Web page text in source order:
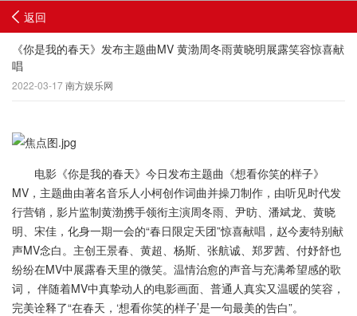
返回
《你是我的春天》发布主题曲MV 黄渤周冬雨黄晓明展露笑容惊喜献
唱
2022-03-17南方娱乐网
电影《你是我的春天》今日发布主题曲《想看你笑的样子》
MV，主题曲由著名音乐人小柯创作词曲并操刀制作，由听见时代发
行营销，影片监制黄渤携手领衔主演周冬雨、尹昉、潘斌龙、黄晓
明、宋佳，化身一期一会的“春日限定天团”惊喜献唱，赵今麦特别献
声MV念白。主创王景春、黄超、杨斯、张航诚、郑罗茜、付妤舒也
纷纷在MV中展露春天里的微笑。温情治愈的声音与充满希望感的歌
词， 伴随着MV中真挚动人的电影画面、普通人真实又温暖的笑容，
完美诠释了“在春天，‘想看你笑的样子’是一句最美的告白”。